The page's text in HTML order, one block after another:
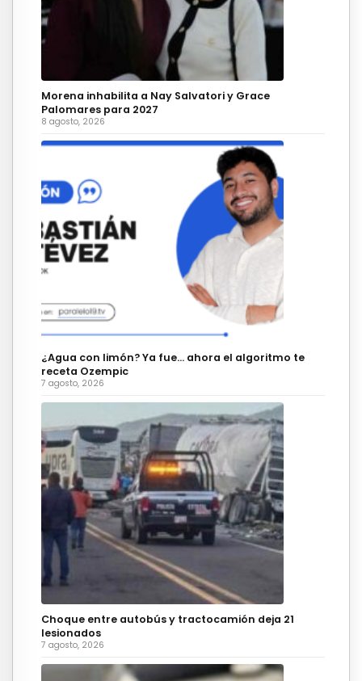
Morena inhabilita a Nay Salvatori y Grace
Palomares para 2027
8 agosto, 2026
¿Agua con limón? Ya fue… ahora el algoritmo te
receta Ozempic
7 agosto, 2026
Choque entre autobús y tractocamión deja 21
lesionados
7 agosto, 2026